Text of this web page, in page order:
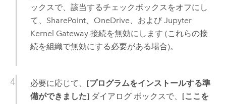
ックスで、該当するチェックボックスをオフにし
て、 SharePoint、 OneDrive、および Jupyter
Kernel Gateway接続を無効にします (これらの接
続を組織で無効にする必要がある場合)。
必要に応じて、 [プログラムをインストールする準
備ができました]ダイアログ ボックスで、 [ここを